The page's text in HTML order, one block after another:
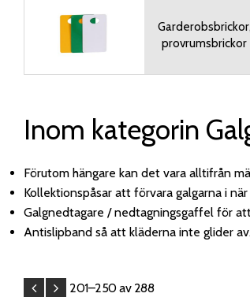
provrumsbrickor
Inom kategorin
Förutom hängare kan det vara alltifrån
Kollektionspåsar att förvara galgarna i
Galgnedtagare / nedtagningsgaffel för
Antislipband så att kläderna inte glider
201–250av 288